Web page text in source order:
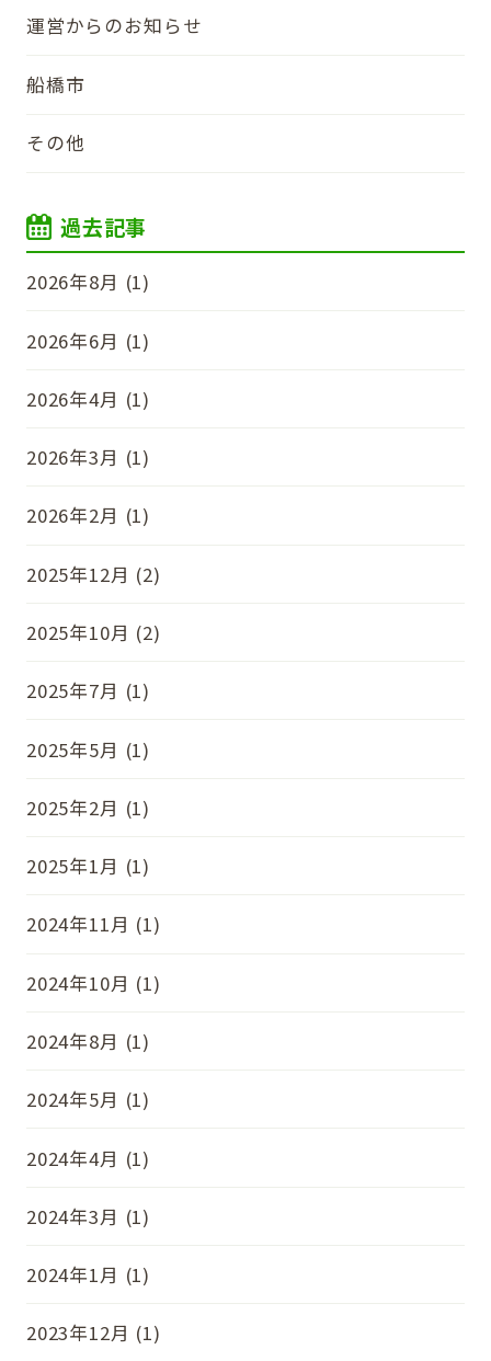
運営からのお知らせ
船橋市
その他
過去記事
2026年8月 (1)
2026年6月 (1)
2026年4月 (1)
2026年3月 (1)
2026年2月 (1)
2025年12月 (2)
2025年10月 (2)
2025年7月 (1)
2025年5月 (1)
2025年2月 (1)
2025年1月 (1)
2024年11月 (1)
2024年10月 (1)
2024年8月 (1)
2024年5月 (1)
2024年4月 (1)
2024年3月 (1)
2024年1月 (1)
2023年12月 (1)